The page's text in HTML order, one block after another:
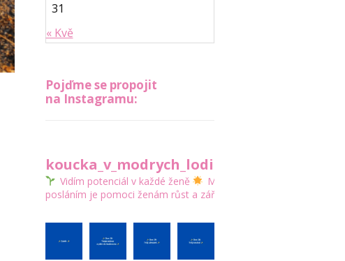
31
« Kvě
Pojďme se propojit
na Instagramu:
koucka_v_modrych_lodickach
Vidím potenciál v každé ženě
Mým
posláním je pomoci ženám růst a zářit